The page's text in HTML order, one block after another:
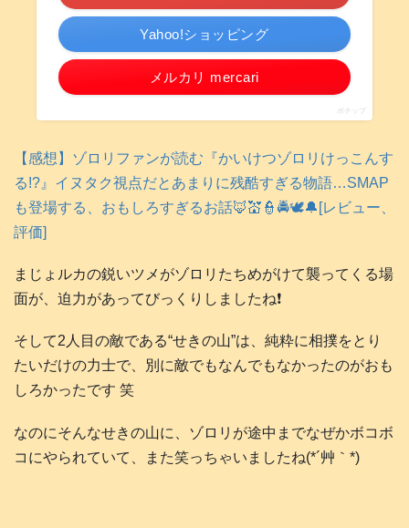
Yahoo!ショッピング
メルカリ mercari
ポチップ
【感想】ゾロリファンが読む『かいけつゾロリけっこんす
る!?』イヌタク視点だとあまりに残酷すぎる物語…SMAP
も登場する、おもしろすぎるお話🦊💒👮🚔️🕊️🔔[レビュー、
評価]
まじょルカの鋭いツメがゾロリたちめがけて襲ってくる場
面が、迫力があってびっくりしましたね❗️
そして2人目の敵である“せきの山”は、純粋に相撲をとり
たいだけの力士で、別に敵でもなんでもなかったのがおも
しろかったです 笑
なのにそんなせきの山に、ゾロリが途中までなぜかボコボ
コにやられていて、また笑っちゃいましたね(*´艸｀*)